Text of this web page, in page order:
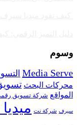
وسوم
Media Serve
محركات البحث
المواقع شركة تسويق
سيرف شركة نت